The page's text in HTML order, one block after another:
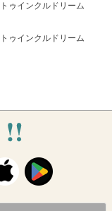
ゥインクルドリーム
ゥインクルドリーム